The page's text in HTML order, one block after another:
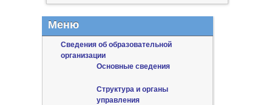
Меню
Сведения об образовательной
организации
Основные сведения
Структура и органы
управления